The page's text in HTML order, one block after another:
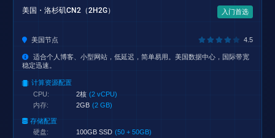
美国・洛杉矶CN2（2H2G） 入门首选
美国节点 4.5
适合个人博客、小型网站，低延迟，简单易用。美国数据中心，国际带宽
稳定迅速。
计算资源配置
CPU:
2核 (2 vCPU)
内存:
2GB (2 GB)
存储配置
硬盘:
100GB SSD (50 + 50GB)